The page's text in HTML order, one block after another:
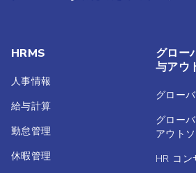
HRMS
人事情報
給与計算
勤怠管理
休暇管理
グロー
与アウ
グロー
グロー
アウト
HR コン